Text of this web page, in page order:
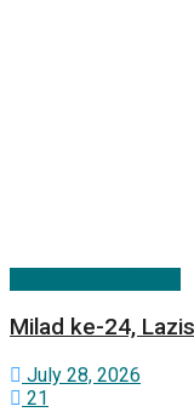
Milad ke-24,
July 28, 2026
21